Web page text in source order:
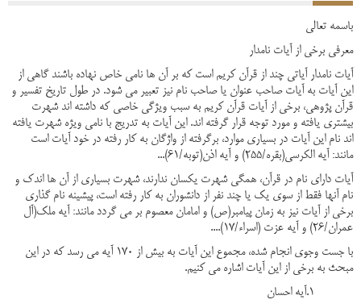
باسمه تعالی
معرفی برخی از آیات نامدار
آیات نامدار آیاتی چند از قرآن کریم است که بر آن ها نامی خاص نهاده باشند گاهی از
این آیات به آیات صاحب عنوان یا صاحب نام نیز تعبیر می شود. در طول تاریخ تفسیر و
قرآن پژوهی، برخی از آیات قرآن کریم به سبب ویژگی خاصی که داشته اند شهرت
بیشتری یافته و مورد توجه قرار گرفته اند. این آیات به تدریج با نامی ویژه شهرت یافته
اند نام این آیات در بسیاری موارد، برگرفته از واژگان به کار رفته در خود آیات است
مانند: آیه الکرسی(بقره/255) و آیه اذن(توبه/61)...
آیات دارای نام در قرآن، همگی شهرت یکسان ندارند، شهرت بسیاری از آن ها اندک و
نام آنها فقط از سوی یک یا چند نفر از دانشوران به کار رفته است، پیشینه نام گذاری
برخی از آیات نیز به زمان پیامبر(ص) و امامان معصوم بر می گردد مانند: آیه ملک(آل
عمران/26) و آیه عزت (اسراء/17)....
با جست وجوی انجام شده، مجموع این آیات به بیش از 170 آیه می رسد که در این
مبحث به برخی از این آیات اشاره می کنیم.
1.آیه احسان